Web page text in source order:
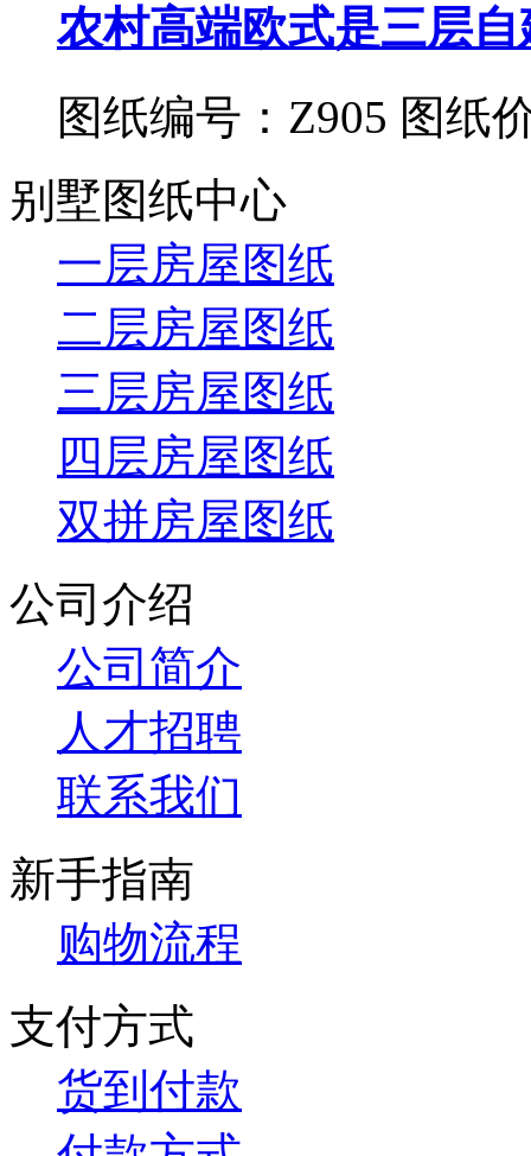
农村高端欧式是三层
图纸编号：Z905 图纸
别墅图纸中心
一层房屋图纸
二层房屋图纸
三层房屋图纸
四层房屋图纸
双拼房屋图纸
公司介绍
公司简介
人才招聘
联系我们
新手指南
购物流程
支付方式
货到付款